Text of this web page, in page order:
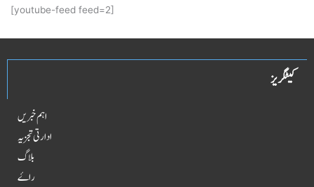
[youtube-feed feed=2]
کیٹگریز
اہم خبریں
ادارتی تجزیہ
بلاگ
راۓ